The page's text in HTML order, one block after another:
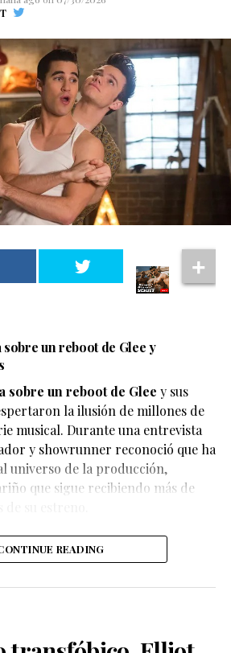
compartió que durante mucho
Por ello, decidió priorizar su
límites para cuidar su salud
un reboot de Glee y
sobre un reboot de Glee y sus
la ilusión de millones de
musical. Durante una entrevista
y showrunner reconoció que ha
universo de la producción,
que sigue recibiendo más de
READING